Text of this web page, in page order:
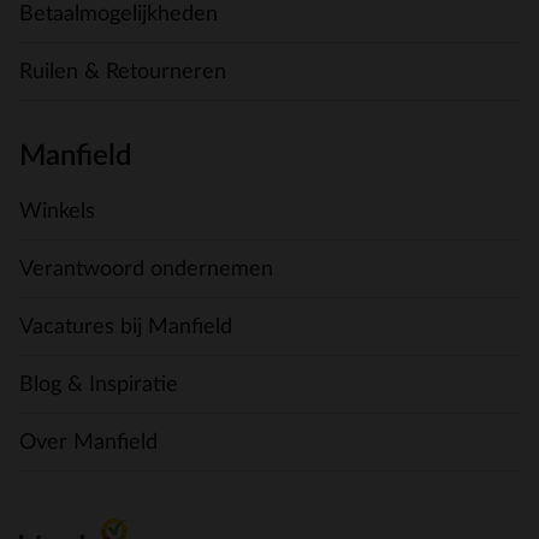
Betaalmogelijkheden
Ruilen & Retourneren
Manfield
Winkels
Verantwoord ondernemen
Vacatures bij Manfield
Blog & Inspiratie
Over Manfield